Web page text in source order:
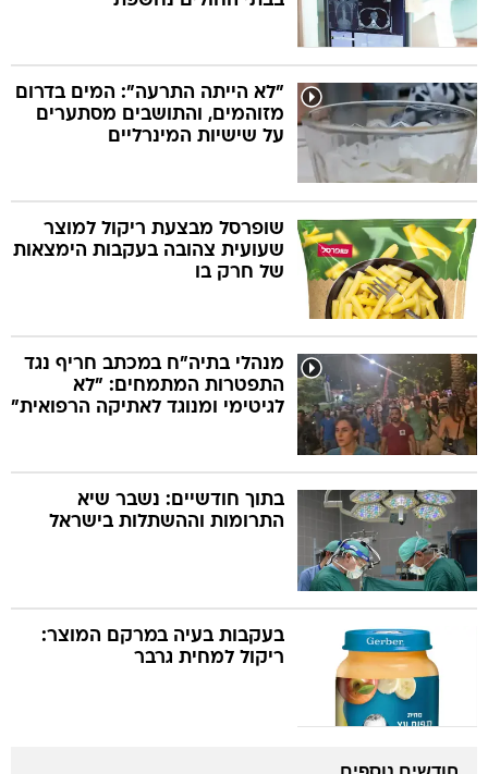
"לא הייתה התרעה": המים בדרום
מזוהמים, והתושבים מסתערים
על שישיות המינרליים
שופרסל מבצעת ריקול למוצר
שעועית צהובה בעקבות הימצאות
של חרק בו
מנהלי בתיה"ח במכתב חריף נגד
התפטרות המתמחים: "לא
לגיטימי ומנוגד לאתיקה הרפואית"
בתוך חודשיים: נשבר שיא
התרומות וההשתלות בישראל
בעקבות בעיה במרקם המוצר:
ריקול למחית גרבר